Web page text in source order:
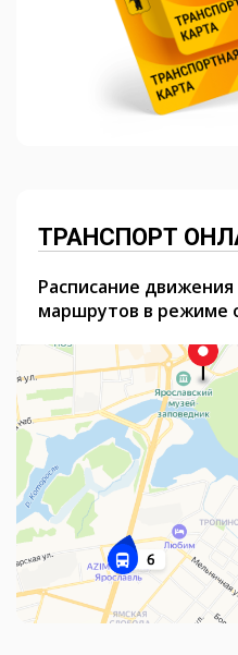
ТРАНСПОРТ
Расписание
маршрутов в режиме